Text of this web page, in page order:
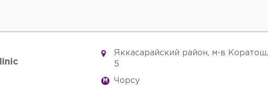
Яккасарайский район, м-в Коратош,
5
M
Чорсу